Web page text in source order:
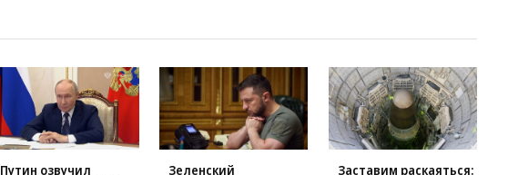
Путин озвучил
Зеленский
Заставим раскаяться: